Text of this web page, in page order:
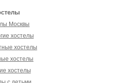
Москвы
хостелы
хостелы
хостелы
хостелы